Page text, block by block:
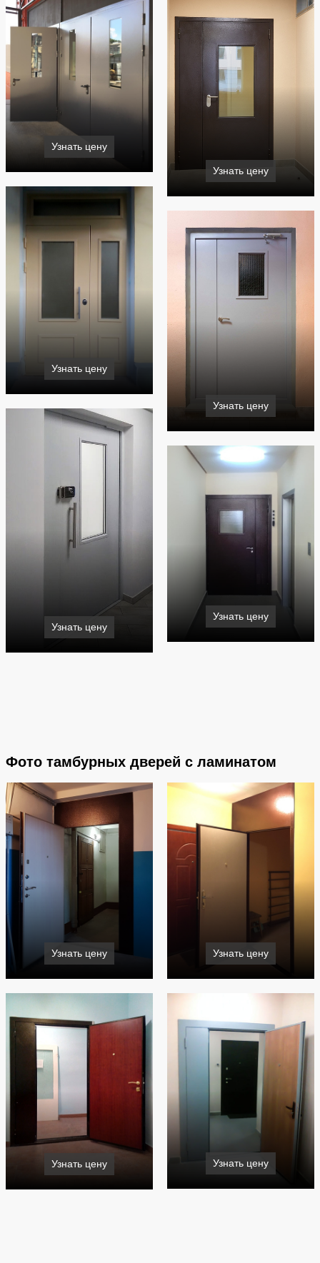
Узнать цену
Узнать цену
Узнать цену
Узнать цену
Узнать цену
Узнать цену
Фото тамбурных дверей с ламинатом
Узнать цену Узнать цену
Узнать цену Узнать цену